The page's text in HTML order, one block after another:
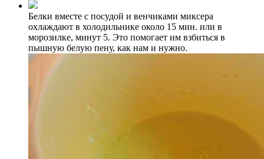
Белки вместе с посудой и венчиками миксера
охлаждают в холодильнике около 15 мин. или в
морозилке, минут 5. Это помогает им взбиться в
пышную белую пену, как нам и нужно.